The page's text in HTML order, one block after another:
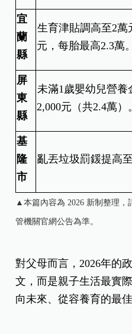
宜
蘭
縣
生育津貼調高至2萬
元，每胎最高2.3萬。
屏
東
縣
未滿1歲嬰幼兒營
2,000元（共2.4萬）
基
隆
市
亂丟垃圾罰鍰提高至
▲本篇內容為 2026 新制整理，
管機關官網公告為準。
對父母而言，2026年的
文，而是親子生活最實
向未來、從容養育的最佳